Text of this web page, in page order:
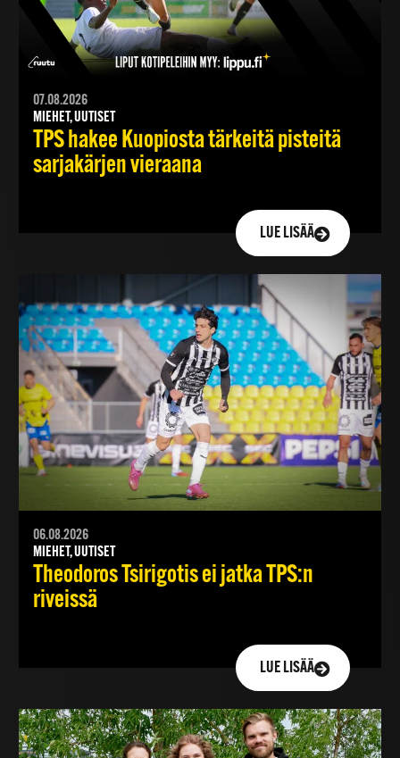
07.08.2026
MIEHET, UUTISET
TPS hakee Kuopiosta tärkeitä pisteitä
sarjakärjen vieraana
LUE LISÄÄ
06.08.2026
MIEHET, UUTISET
Theodoros Tsirigotis ei jatka TPS:n
riveissä
LUE LISÄÄ